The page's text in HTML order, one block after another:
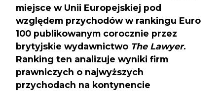
miejsce w Unii Europejskiej pod
względem przychodów w rankingu Euro
100 publikowanym corocznie przez
brytyjskie wydawnictwo The Lawyer.
Ranking ten analizuje wyniki firm
prawniczych o najwyższych
przychodach na kontynencie